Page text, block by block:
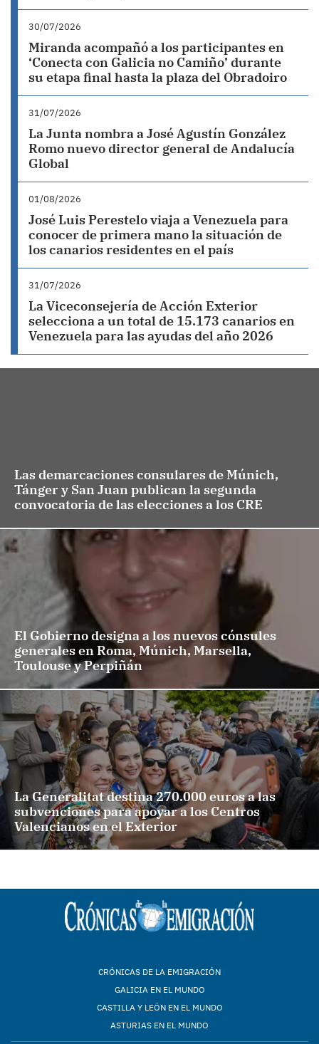
30/07/2026
Miranda acompañó a los participantes en
‘Conecta con Galicia no Camiño’ durante
su etapa final hasta la plaza del Obradoiro
31/07/2026
La Junta nombra a José Agustín González
Romo nuevo director general de Andalucía
Global
01/08/2026
José Luis Perestelo viaja a Venezuela para
conocer de primera mano la situación de
los canarios residentes en el país
31/07/2026
La Viceconsejería de Acción Exterior
selecciona a un total de 15.173 canarios en
Venezuela para las ayudas del año 2026
Las demarcaciones consulares de Múnich,
Tánger y San Juan publican la segunda
convocatoria de las elecciones a los CRE
El Gobierno designa a los nuevos cónsules
generales en Roma, Múnich, Marsella,
Toulouse y Perpiñán
La Generalitat destina 270.000 euros a las
subvenciones para apoyar a los Centros
Valencianos en el Exterior
CRÓNICAS DE LA EMIGRACIÓN
GALICIA EN EL MUNDO
CASTILLA Y LEÓN EN EL MUNDO
ASTURIAS EN EL MUNDO